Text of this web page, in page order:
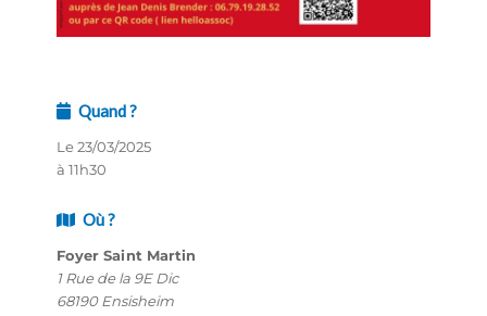
Quand ?
Le 23/03/2025
à 11h30
Où ?
Foyer Saint Martin
1 Rue de la 9E Dic
68190 Ensisheim